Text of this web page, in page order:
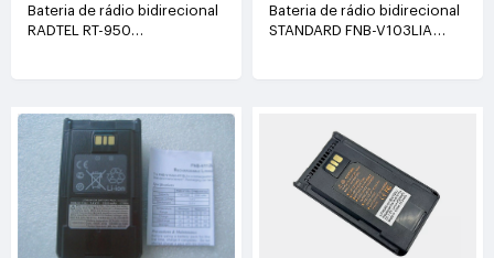
Bateria de rádio bidirecional
RADTEL RT-950
Bateria de rádio bidirecional
STANDARD FNB-V103LIA